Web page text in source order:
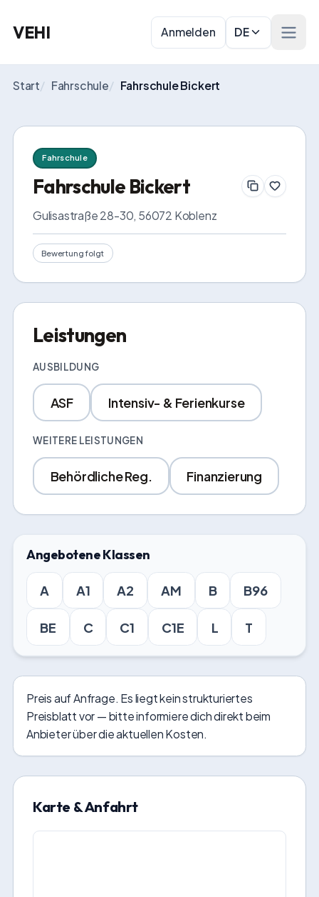
VEHI Anmelden DE
Start/ Fahrschule/ Fahrschule Bickert
Fahrschule
Fahrschule Bickert
Gulisastraße 28-30, 56072 Koblenz
Bewertung folgt
Leistungen
AUSBILDUNG
ASF Intensiv- & Ferienkurse
WEITERE LEISTUNGEN
Behördliche Reg. Finanzierung
Angebotene Klassen
A A1 A2 AM B B96
BE C C1 C1E L T
Preis auf Anfrage. Es liegt kein strukturiertes
Preisblatt vor — bitte informiere dich direkt beim
Anbieter über die aktuellen Kosten.
Karte & Anfahrt